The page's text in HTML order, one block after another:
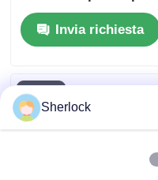
aree pericolose
Invia richiesta
Sherlock